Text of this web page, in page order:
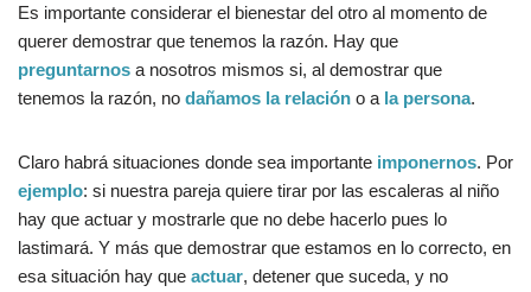
Es importante considerar el bienestar del otro al momento de
querer demostrar que tenemos la razón. Hay que
preguntarnos a nosotros mismos si, al demostrar que
tenemos la razón, no dañamos la relación o a la persona.
Claro habrá situaciones donde sea importante imponernos. Por
ejemplo: si nuestra pareja quiere tirar por las escaleras al niño
hay que actuar y mostrarle que no debe hacerlo pues lo
lastimará. Y más que demostrar que estamos en lo correcto, en
esa situación hay que actuar, detener que suceda, y no